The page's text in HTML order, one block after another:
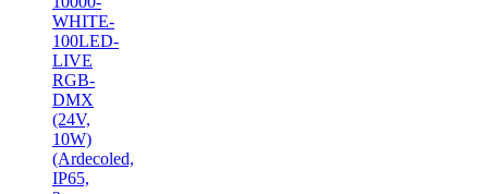
WHITE-
100LED-
LIVE
RGB-
DMX
(24V,
10W)
(Ardecoled,
IP65,